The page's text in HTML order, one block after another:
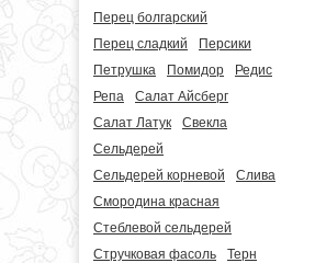
Перец болгарский
Перец сладкий
Персики
Петрушка
Помидор
Редис
Репа
Салат Айсберг
Салат Латук
Свекла
Сельдерей
Сельдерей корневой
Слива
Смородина красная
Стеблевой сельдерей
Стручковая фасоль
Терн